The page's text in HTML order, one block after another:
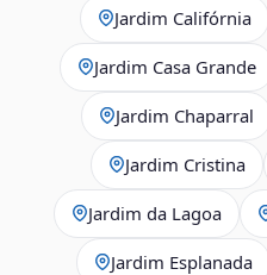
Jardim Califórnia
Jardim Casa Grande
Jardim Chaparral
Jardim Cristina
Jardim da Lagoa
Jardim Esplanada